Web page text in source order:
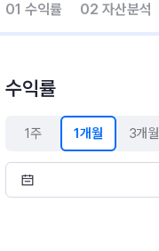
01 수익률 02 자산분석
수익률
1주 1개월 3개월